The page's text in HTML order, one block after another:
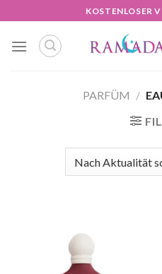
Inhalt
springen
KOSTENLOSER
PARFÜM /